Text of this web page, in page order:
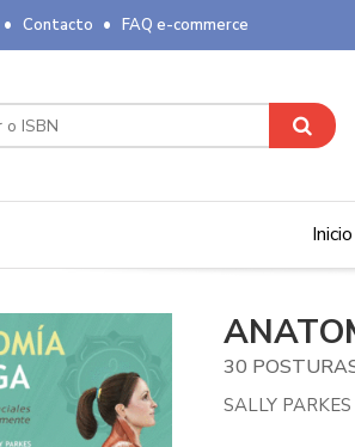
Contacto FAQ e-commerce
Inicio
30
SALLY PARKES